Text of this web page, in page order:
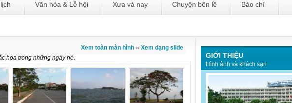
Văn hóa & Lễ hội Xưa và nay Chuyện bên lề Báo chí
Xem toàn màn hình -- Xem dạng slide
hoa trong những ngày hè.
GIỚI THIỆU
Hình ảnh và khách sạn